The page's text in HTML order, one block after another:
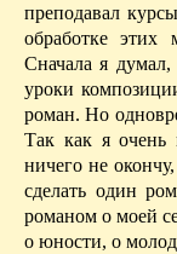
преподавал
обработке этих
Сначала я думал,
уроки
роман. Но
Так как я очень
ничего не
сделать один
романом о моей
о юности, о